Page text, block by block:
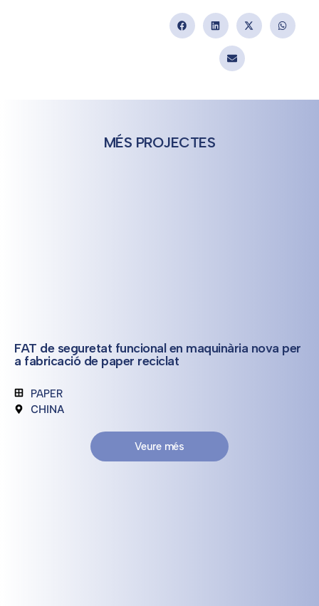
MÉS PROJECTES
FAT de seguretat funcional en maquinària nova per
a fabricació de paper reciclat
PAPER
CHINA
Veure més